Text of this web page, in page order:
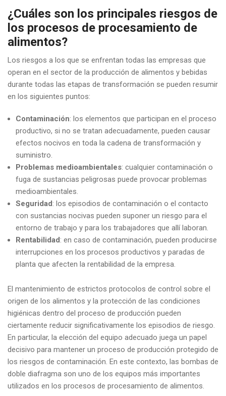
¿Cuáles son los principales riesgos de
los procesos de procesamiento de
alimentos?
Los riesgos a los que se enfrentan todas las empresas que
operan en el sector de la producción de alimentos y bebidas
durante todas las etapas de transformación se pueden resumir
en los siguientes puntos:
Contaminación: los elementos que participan en el proceso
productivo, si no se tratan adecuadamente, pueden causar
efectos nocivos en toda la cadena de transformación y
suministro.
Problemas medioambientales: cualquier contaminación o
fuga de sustancias peligrosas puede provocar problemas
medioambientales.
Seguridad: los episodios de contaminación o el contacto
con sustancias nocivas pueden suponer un riesgo para el
entorno de trabajo y para los trabajadores que allí laboran.
Rentabilidad: en caso de contaminación, pueden producirse
interrupciones en los procesos productivos y paradas de
planta que afecten la rentabilidad de la empresa.
El mantenimiento de estrictos protocolos de control sobre el
origen de los alimentos y la protección de las condiciones
higiénicas dentro del proceso de producción pueden
ciertamente reducir significativamente los episodios de riesgo.
En particular, la elección del equipo adecuado juega un papel
decisivo para mantener un proceso de producción protegido de
los riesgos de contaminación. En este contexto, las bombas de
doble diafragma son uno de los equipos más importantes
utilizados en los procesos de procesamiento de alimentos.